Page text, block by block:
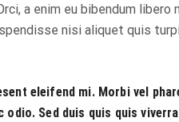
a enim eu bibendum libero
nisi aliquet quis
eleifend mi. Morbi vel
Sed duis quis quis